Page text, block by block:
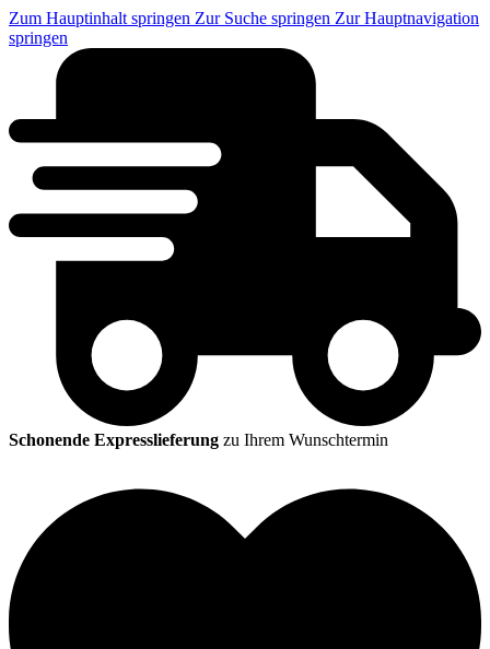
Zum Hauptinhalt springen Zur Suche springen Zur Hauptnavigation
springen
Schonende Expresslieferung zu Ihrem Wunschtermin